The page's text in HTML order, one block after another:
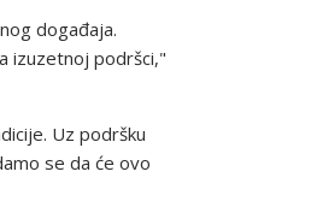
događaja.
izuzetnoj podršci,"
Uz podršku
se da će ovo